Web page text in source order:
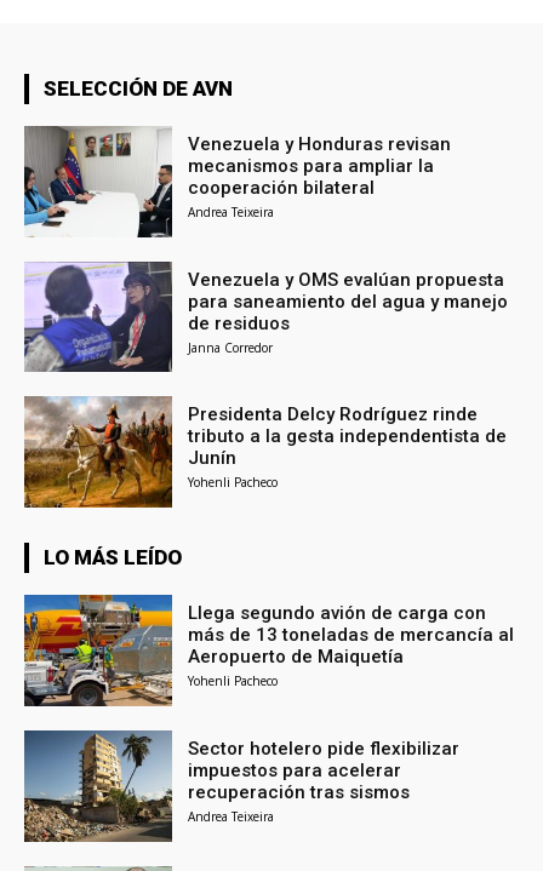
SELECCIÓN DE AVN
Venezuela y Honduras revisan
mecanismos para ampliar la
cooperación bilateral
Andrea Teixeira
Venezuela y OMS evalúan propuesta
para saneamiento del agua y manejo
de residuos
Janna Corredor
Presidenta Delcy Rodríguez rinde
tributo a la gesta independentista de
Junín
Yohenli Pacheco
LO MÁS LEÍDO
Llega segundo avión de carga con
más de 13 toneladas de mercancía al
Aeropuerto de Maiquetía
Yohenli Pacheco
Sector hotelero pide flexibilizar
impuestos para acelerar
recuperación tras sismos
Andrea Teixeira